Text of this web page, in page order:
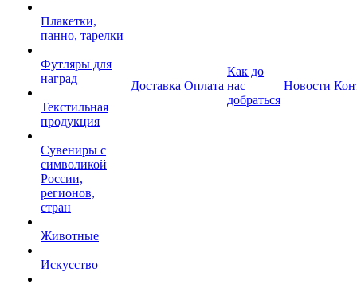
Плакетки,
панно, тарелки
Футляры для
наград
Текстильная
продукция
Сувениры с
символикой
России,
регионов,
стран
Животные
Искусство
Доставка Оплата
Как до
нас
добраться
Новости